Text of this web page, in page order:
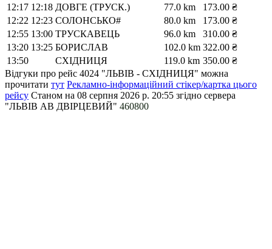
12:17 12:18 ДОВГЕ (ТРУСК.) 77.0 km
173.00 ₴
12:22 12:23 СОЛОНСЬКО# 80.0 km
173.00 ₴
12:55 13:00 ТРУСКАВЕЦЬ 96.0 km
310.00 ₴
13:20 13:25 БОРИСЛАВ 102.0 km 322.00 ₴
13:50
СХІДНИЦЯ 119.0 km 350.00 ₴
Відгуки про рейс 4024 "ЛЬВІВ - СХІДНИЦЯ" можна
прочитати тут Рекламно-інформаційний стікер/картка цього
рейсу Станом на 08 серпня 2026 р. 20:55 згідно сервера
"ЛЬВІВ АВ ДВІРЦЕВИЙ" 460800